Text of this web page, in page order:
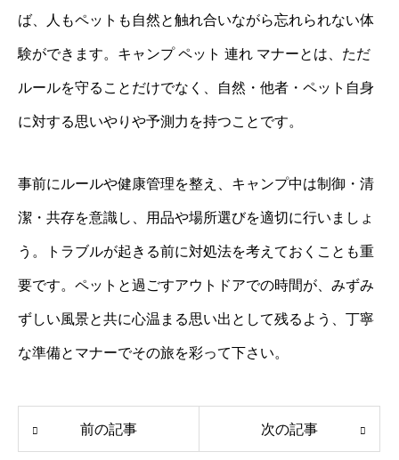
ば、人もペットも自然と触れ合いながら忘れられない体
験ができます。キャンプ ペット 連れ マナーとは、ただ
ルールを守ることだけでなく、自然・他者・ペット自身
に対する思いやりや予測力を持つことです。
事前にルールや健康管理を整え、キャンプ中は制御・清
潔・共存を意識し、用品や場所選びを適切に行いましょ
う。トラブルが起きる前に対処法を考えておくことも重
要です。ペットと過ごすアウトドアでの時間が、みずみ
ずしい風景と共に心温まる思い出として残るよう、丁寧
な準備とマナーでその旅を彩って下さい。
前の記事 次の記事